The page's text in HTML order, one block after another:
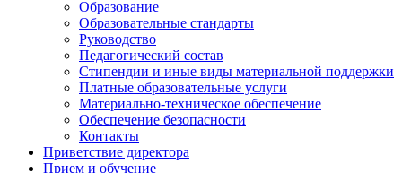
Образование
Образовательные стандарты
Руководство
Педагогический состав
Стипендии и иные виды материальной поддержки
Платные образовательные услуги
Материально-техническое обеспечение
Обеспечение безопасности
Контакты
Приветствие директора
Прием и обучение